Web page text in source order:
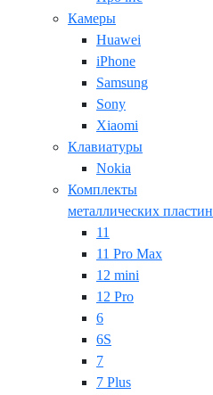
Камеры
Huawei
iPhone
Samsung
Sony
Xiaomi
Клавиатуры
Nokia
Комплекты
металлических пластин
11
11 Pro Max
12 mini
12 Pro
6
6S
7
7 Plus